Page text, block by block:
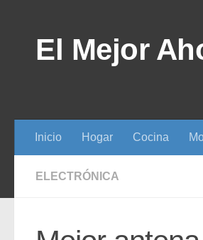
El Mejor
Inicio Hogar Cocina
ELECTRÓNICA